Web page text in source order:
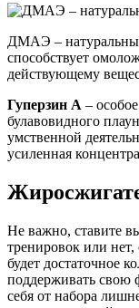
ДМАЭ –
способствует
действующему
Гуперзин А –
булавовидного
умственной
усиленная
Не важно, ставите
тренировок или
будет достаточное
поддерживать свою
себя от набора